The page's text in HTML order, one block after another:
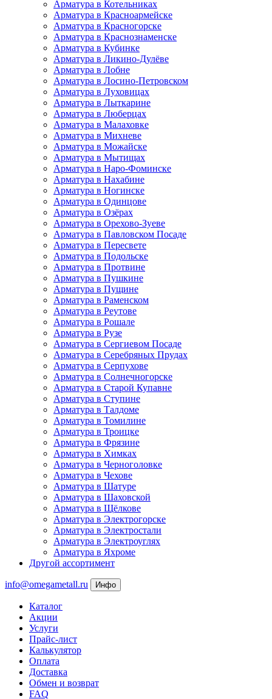
Арматура в Котельниках
Арматура в Красноармейске
Арматура в Красногорске
Арматура в Краснознаменске
Арматура в Кубинке
Арматура в Ликино-Дулёве
Арматура в Лобне
Арматура в Лосино-Петровском
Арматура в Луховицах
Арматура в Лыткарине
Арматура в Люберцах
Арматура в Малаховке
Арматура в Михневе
Арматура в Можайске
Арматура в Мытищах
Арматура в Наро-Фоминске
Арматура в Нахабине
Арматура в Ногинске
Арматура в Одинцове
Арматура в Озёрах
Арматура в Орехово-Зуеве
Арматура в Павловском Посаде
Арматура в Пересвете
Арматура в Подольске
Арматура в Протвине
Арматура в Пушкине
Арматура в Пущине
Арматура в Раменском
Арматура в Реутове
Арматура в Рошале
Арматура в Рузе
Арматура в Сергиевом Посаде
Арматура в Серебряных Прудах
Арматура в Серпухове
Арматура в Солнечногорске
Арматура в Старой Купавне
Арматура в Ступине
Арматура в Талдоме
Арматура в Томилине
Арматура в Троицке
Арматура в Фрязине
Арматура в Химках
Арматура в Черноголовке
Арматура в Чехове
Арматура в Шатуре
Арматура в Шаховской
Арматура в Щёлкове
Арматура в Электрогорске
Арматура в Электростали
Арматура в Электроуглях
Арматура в Яхроме
Другой ассортимент
info@omegametall.ru Инфо
Каталог
Акции
Услуги
Прайс-лист
Калькулятор
Оплата
Доставка
Обмен и возврат
FAQ